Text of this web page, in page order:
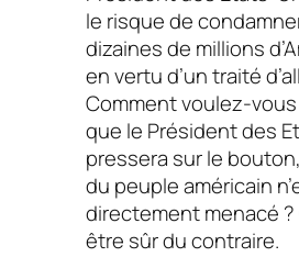
le risque de
dizaines de millions
en vertu d’un traité
Comment voulez-
que le Président des
pressera sur le
du peuple américain
directement menacé
être sûr du contraire.